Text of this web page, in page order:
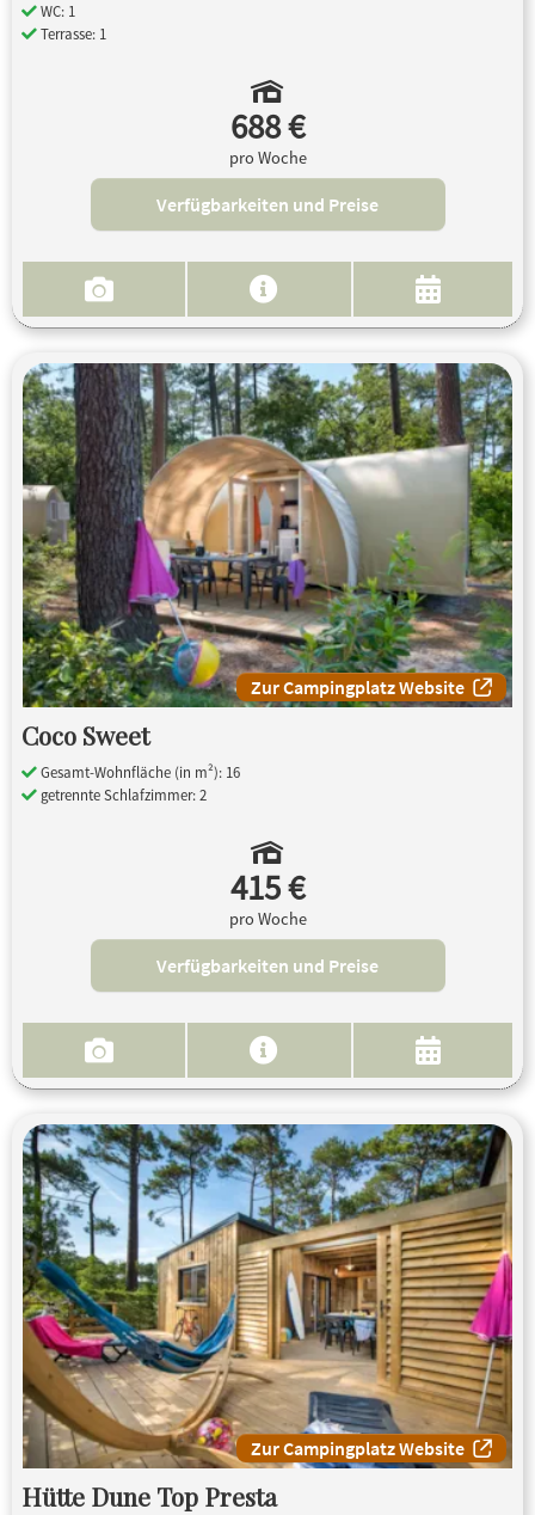
WC: 1
Terrasse: 1
688 €
pro Woche
Verfügbarkeiten und Preise
Zur Campingplatz Website
Coco Sweet
Gesamt-Wohnfläche (in m²): 16
getrennte Schlafzimmer: 2
415 €
pro Woche
Verfügbarkeiten und Preise
Zur Campingplatz Website
Hütte Dune Top Presta